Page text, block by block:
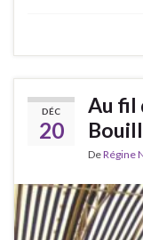
DÉC
20
Au fil
DeRégine